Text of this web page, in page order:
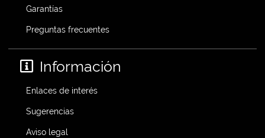
Garantías
Preguntas frecuentes
Información
Enlaces de interés
Sugerencias
Aviso legal